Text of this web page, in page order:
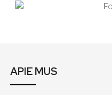
APIE MUS